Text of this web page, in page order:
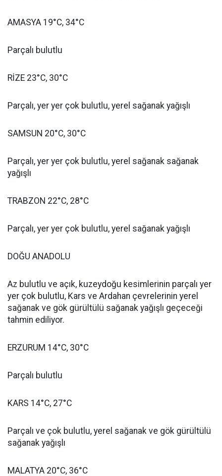
AMASYA 19°C, 34°C
Parçalı bulutlu
RİZE 23°C, 30°C
Parçalı, yer yer çok bulutlu, yerel sağanak yağışlı
SAMSUN 20°C, 30°C
Parçalı, yer yer çok bulutlu, yerel sağanak sağanak
yağışlı
TRABZON 22°C, 28°C
Parçalı, yer yer çok bulutlu, yerel sağanak yağışlı
DOĞU ANADOLU
Az bulutlu ve açık, kuzeydoğu kesimlerinin parçalı yer
yer çok bulutlu, Kars ve Ardahan çevrelerinin yerel
sağanak ve gök gürültülü sağanak yağışlı geçeceği
tahmin ediliyor.
ERZURUM 14°C, 30°C
Parçalı bulutlu
KARS 14°C, 27°C
Parçalı ve çok bulutlu, yerel sağanak ve gök gürültülü
sağanak yağışlı
MALATYA 20°C, 36°C